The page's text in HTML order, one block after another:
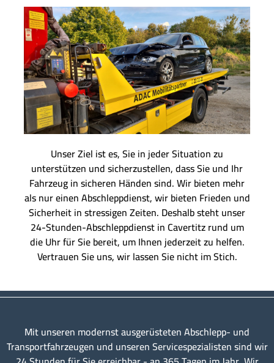
Unser Ziel ist es, Sie in jeder Situation zu
unterstützen und sicherzustellen, dass Sie und Ihr
Fahrzeug in sicheren Händen sind. Wir bieten mehr
als nur einen Abschleppdienst, wir bieten Frieden und
Sicherheit in stressigen Zeiten. Deshalb steht unser
24-Stunden-Abschleppdienst in Cavertitz rund um
die Uhr für Sie bereit, um Ihnen jederzeit zu helfen.
Vertrauen Sie uns, wir lassen Sie nicht im Stich.
Mit unseren modernst ausgerüsteten Abschlepp- und
Transportfahrzeugen und unseren Servicespezialisten sind wir